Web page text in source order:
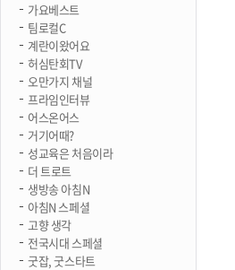
가요베스트
팀로컬C
계란이왔어요
허심탄회TV
오만가지 채널
프라임인터뷰
어스온어스
거기어때?
성교육은 처음이라
더 트로트
생방송 아침N
아침N 스페셜
고향 생각
전국시대 스페셜
굿잡, 굿스타트